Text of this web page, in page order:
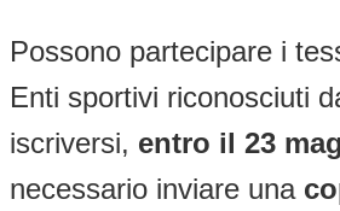
Possono partecipare i
Enti sportivi riconosciuti
iscriversi, entro il 23
necessario inviare una